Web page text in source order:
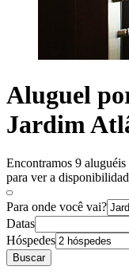
Aluguel
Jardim
Encontramos 9
para ver a
Para onde você vai?
Datas
Hóspedes
Buscar